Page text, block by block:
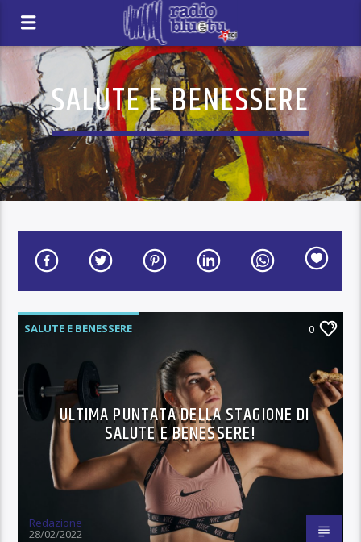
SALUTE E BENESSERE
SALUTE E BENESSERE 0
ULTIMA PUNTATA DELLA STAGIONE DI
SALUTE E BENESSERE!
Redazione
28/02/2022